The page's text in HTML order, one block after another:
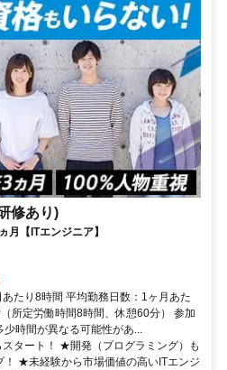
修あり)
月【ITエンジニア】
たり8時間 平均勤務日数：1ヶ月あた
所定労働時間8時間、休憩60分） 参加
時間が異なる可能性があ...
タート！ ★開発（プログラミング）も
！ ★未経験から市場価値の高いITエンジ